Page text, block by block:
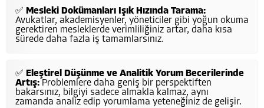
✅ Mesleki Dokümanları Işık Hızında Tarama:
Avukatlar, akademisyenler, yöneticiler gibi yoğun okuma
gerektiren mesleklerde verimliliğiniz artar, daha kısa
sürede daha fazla iş tamamlarsınız.
✅ Eleştirel Düşünme ve Analitik Yorum Becerilerinde
Artış: Problemlere daha geniş bir perspektiften
bakarsınız, bilgiyi sadece almakla kalmaz, aynı
zamanda analiz edip yorumlama yeteneğiniz de gelişir.